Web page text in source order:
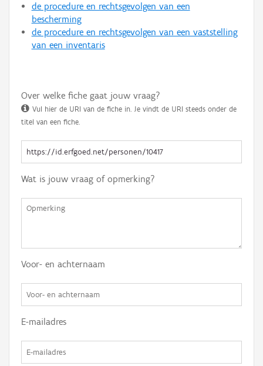
de procedure en rechtsgevolgen van een
bescherming
de procedure en rechtsgevolgen van een vaststelling
van een inventaris
Over welke fiche gaat jouw vraag?
Vul hier de URI van de fiche in. Je vindt de URI steeds onder de
titel van een fiche.
Wat is jouw vraag of opmerking?
Voor- en achternaam
E-mailadres